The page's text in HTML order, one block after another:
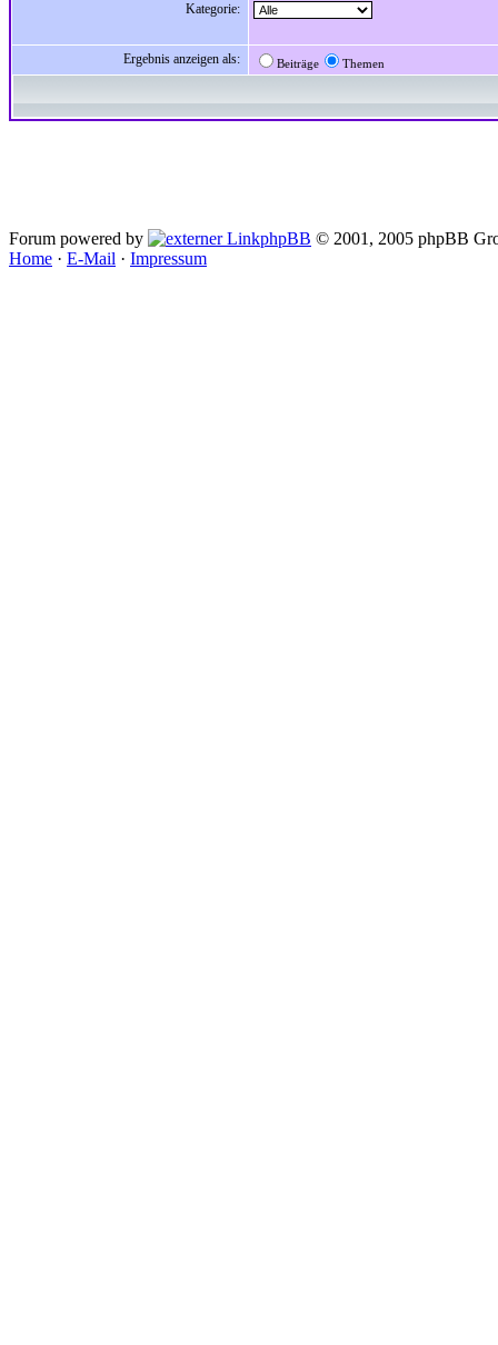
Kategorie:
Ergebnis anzeigen als: Beiträge Themen
Forum powered by phpBB © 2001, 2005 phpBB
Home · E-Mail · Impressum